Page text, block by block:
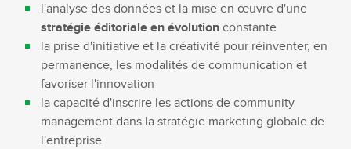
l'analyse des données et la mise en œuvre d'une
stratégie éditoriale en évolution constante
la prise d'initiative et la créativité pour réinventer, en
permanence, les modalités de communication et
favoriser l'innovation
la capacité d'inscrire les actions de community
management dans la stratégie marketing globale de
l'entreprise